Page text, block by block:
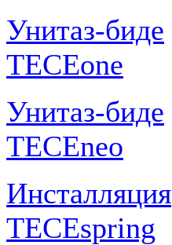
Унитаз-биде
TECEone
Унитаз-биде
TECEneo
Инсталляция
TECEspring